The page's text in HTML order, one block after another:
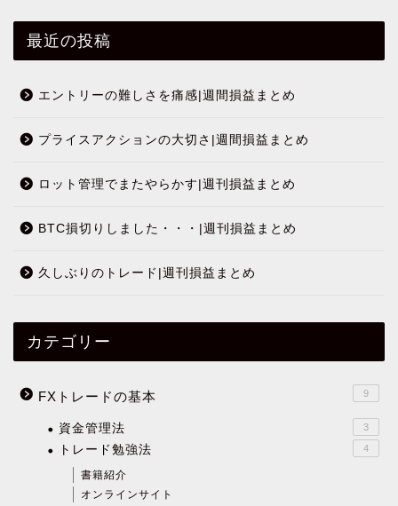
最近の投稿
エントリーの難しさを痛感|週間損益まとめ
プライスアクションの大切さ|週間損益まとめ
ロット管理でまたやらかす|週刊損益まとめ
BTC損切りしました・・・|週刊損益まとめ
久しぶりのトレード|週刊損益まとめ
カテゴリー
FXトレードの基本 9
資金管理法 3
トレード勉強法 4
書籍紹介
オンラインサイト